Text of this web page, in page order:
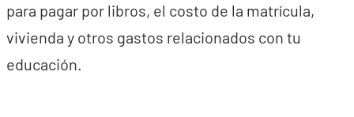
para pagar por libros, el costo de la matrícula,
vivienda y otros gastos relacionados con tu
educación.